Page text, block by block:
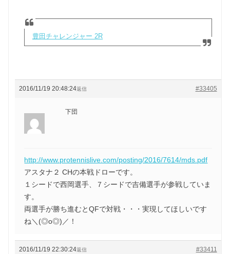
豊田チャレンジャー 2R
2016/11/19 20:48:24 #33405
返信
下団
http://www.protennislive.com/posting/2016/7614/mds.pdf
アスタナ２ CHの本戦ドローです。
１シードで西岡選手、７シードで吉備選手が参戦していま
す。
両選手が勝ち進むとQFで対戦・・・実現してほしいです
ね＼(◎o◎)／！
2016/11/19 22:30:24 #33411
返信